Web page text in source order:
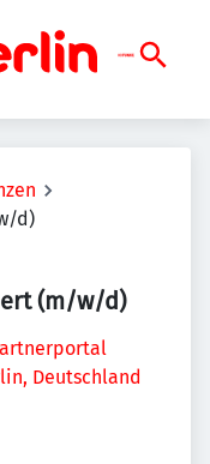
d)
(m/w/d)
Deutschland